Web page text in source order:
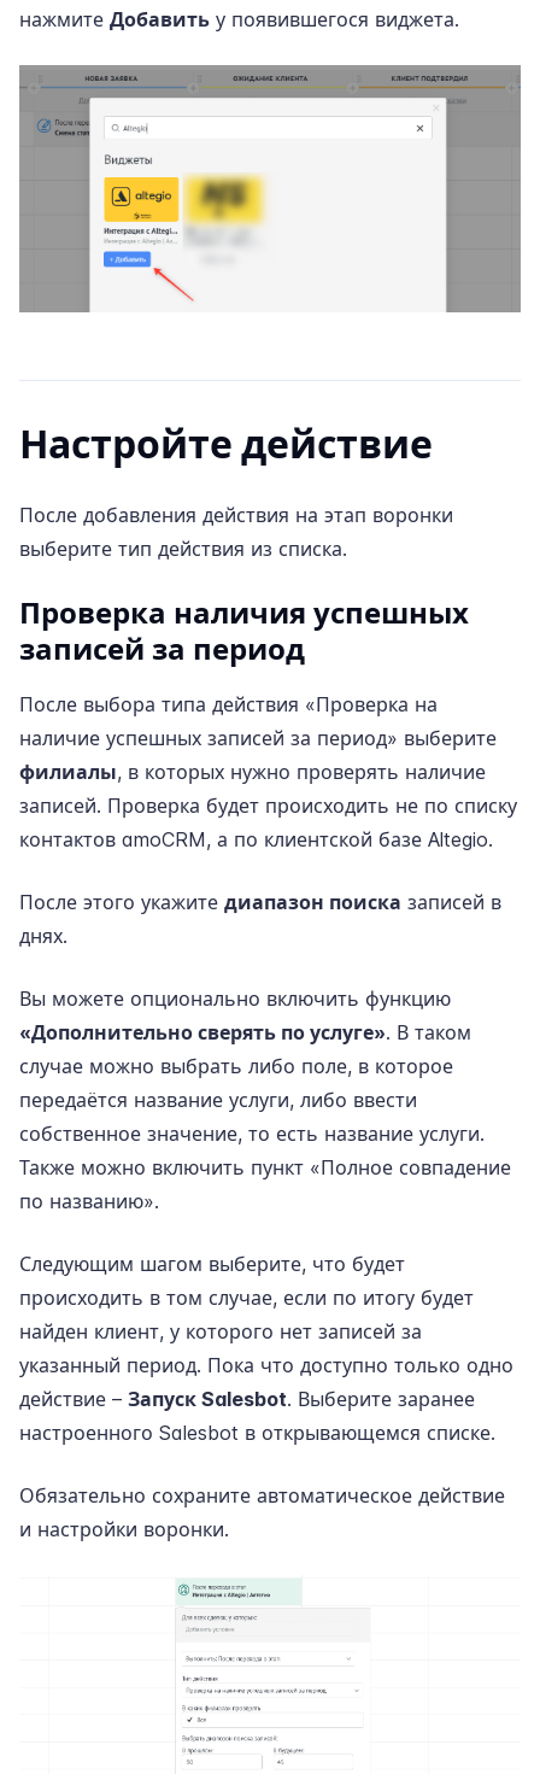
нажмите Добавить у появившегося виджета.
Настройте действие
После добавления действия на этап воронки
выберите тип действия из списка.
Проверка наличия успешных
записей за период
После выбора типа действия «Проверка на
наличие успешных записей за период» выберите
филиалы, в которых нужно проверять наличие
записей. Проверка будет происходить не по списку
контактов amoCRM, а по клиентской базе Altegio.
После этого укажите диапазон поиска записей в
днях.
Вы можете опционально включить функцию
«Дополнительно сверять по услуге». В таком
случае можно выбрать либо поле, в которое
передаётся название услуги, либо ввести
собственное значение, то есть название услуги.
Также можно включить пункт «Полное совпадение
по названию».
Следующим шагом выберите, что будет
происходить в том случае, если по итогу будет
найден клиент, у которого нет записей за
указанный период. Пока что доступно только одно
действие – Запуск Salesbot. Выберите заранее
настроенного Salesbot в открывающемся списке.
Обязательно сохраните автоматическое действие
и настройки воронки.